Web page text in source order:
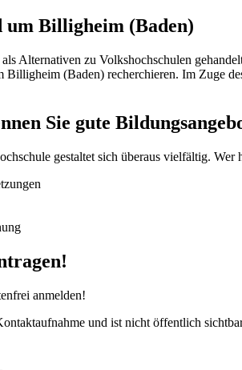
um Billigheim (Baden)
Alternativen zu Volkshochschulen
(Baden) recherchieren. Im Zuge
Sie gute
gestaltet sich überaus vielfältig.
anmelden!
und ist nicht öffentlich